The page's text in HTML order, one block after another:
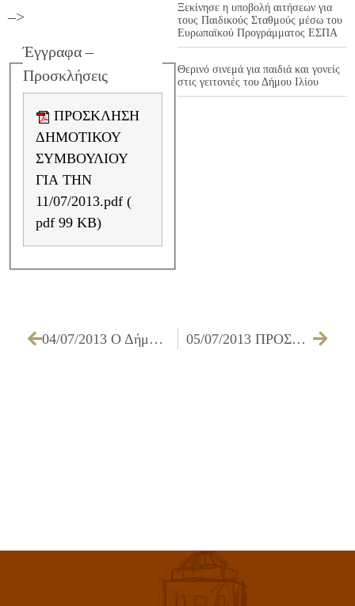
–>
Έγγραφα –
Προσκλήσεις
ΔΗΜΟΤΙΚΟΥ
ΣΥΜΒΟΥΛΙΟΥ
ΓΙΑ ΤΗΝ
11/07/2013.pdf (
pdf 99 KB)
Ξεκίνησε η υποβολή αιτήσεων για
τους Παιδικούς Σταθμούς μέσω του
Ευρωπαϊκού Προγράμματος ΕΣΠΑ
Θερινό σινεμά για παιδιά και γονείς
στις γειτονιές του Δήμου Ιλίου
04/07/2013 Ο Δήμαρχος Ιλίου εκφράζει τις ευχαριστίες του στον εμπορικό κόσμο και στους πολίτες που ανταποκρίθηκαν στην πρόσκληση για τη «Λευκή Νύχτα» 05/07/2013 ΠΡΟΣΚΛΗΣΗ ΕΠΙΤΡΟΠΗΣ ΠΟΙΟΤΗΤΑΣ ΖΩΗΣ ΓΙΑ ΤΗΝ 11/07/2013